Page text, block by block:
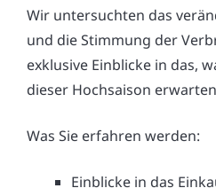
Wir untersuchten das
und die Stimmung der
exklusive Einblicke in das,
dieser Hochsaison
Was Sie erfahren werden:
Einblicke in das